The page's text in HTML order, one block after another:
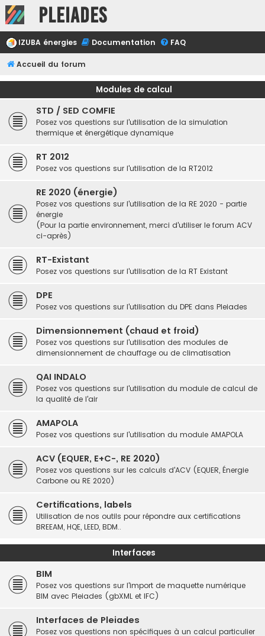
Pleiades
IZUBA énergies Documentation FAQ
Accueil du forum
Modules de calcul
STD / SED COMFIE
Posez vos questions sur l'utilisation de la simulation
thermique et énergétique dynamique
RT 2012
Posez vos questions sur l'utilisation de la RT2012
RE 2020 (énergie)
Posez vos questions sur l'utilisation de la RE 2020 - partie
énergie
(Pour la partie environnement, merci d'utiliser le forum ACV
ci-après)
RT-Existant
Posez vos questions sur l'utilisation de la RT Existant
DPE
Posez vos questions sur l'utilisation du DPE dans Pleiades
Dimensionnement (chaud et froid)
Posez vos questions sur l'utilisation des modules de
dimensionnement de chauffage ou de climatisation
QAI INDALO
Posez vos questions sur l'utilisation du module de calcul de
la qualité de l'air
AMAPOLA
Posez vos questions sur l'utilisation du module AMAPOLA
ACV (EQUER, E+C-, RE 2020)
Posez vos questions sur les calculs d'ACV (EQUER, Énergie
Carbone ou RE 2020)
Certifications, labels
Utilisation de nos outils pour répondre aux certifications
BREEAM, HQE, LEED, BDM..
Interfaces
BIM
Posez vos questions sur l'import de maquette numérique
BIM avec Pleiades (gbXML et IFC)
Interfaces de Pleiades
Posez vos questions non spécifiques à un calcul particulier